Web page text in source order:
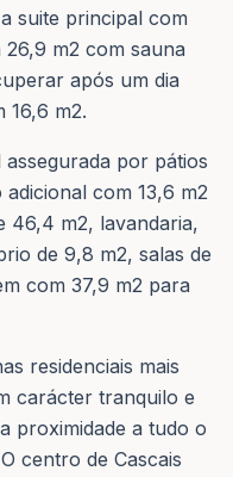
suite principal com
m2 com sauna
após um dia
16,6 m2.
por pátios
com 13,6 m2
46,4 m2, lavandaria,
de 9,8 m2, salas de
com 37,9 m2 para
residenciais mais
carácter tranquilo e
proximidade a tudo o
centro de Cascais